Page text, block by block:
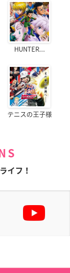
HUNTER...
テニスの王子様
イフ！